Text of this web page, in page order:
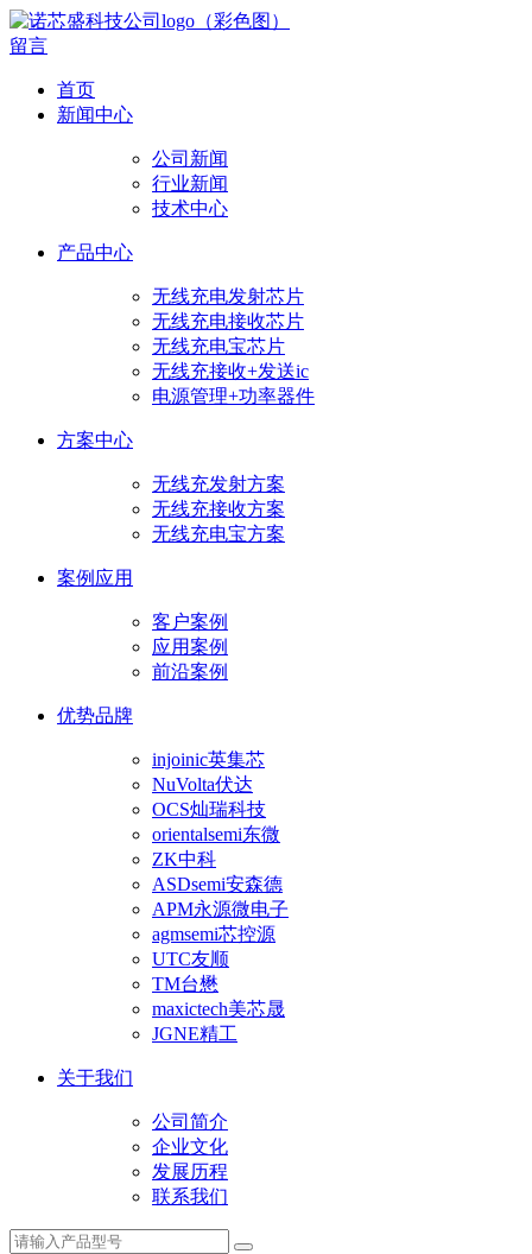
留言
首页
新闻中心
公司新闻
行业新闻
技术中心
产品中心
无线充电发射芯片
无线充电接收芯片
无线充电宝芯片
无线充接收+发送ic
电源管理+功率器件
方案中心
无线充发射方案
无线充接收方案
无线充电宝方案
案例应用
客户案例
应用案例
前沿案例
优势品牌
injoinic英集芯
NuVolta伏达
OCS灿瑞科技
orientalsemi东微
ZK中科
ASDsemi安森德
APM永源微电子
agmsemi芯控源
UTC友顺
TM台懋
maxictech美芯晟
JGNE精工
关于我们
公司简介
企业文化
发展历程
联系我们